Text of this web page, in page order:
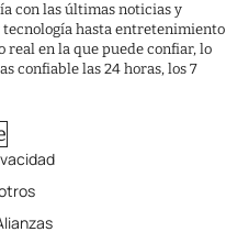
con las últimas noticias y
tecnología hasta entretenimiento
real en la que puede confiar, lo
confiable las 24 horas, los 7